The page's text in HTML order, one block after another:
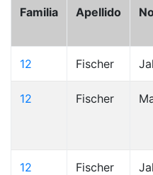
Familia Apellido
12 Fischer
12 Fischer
12 Fischer